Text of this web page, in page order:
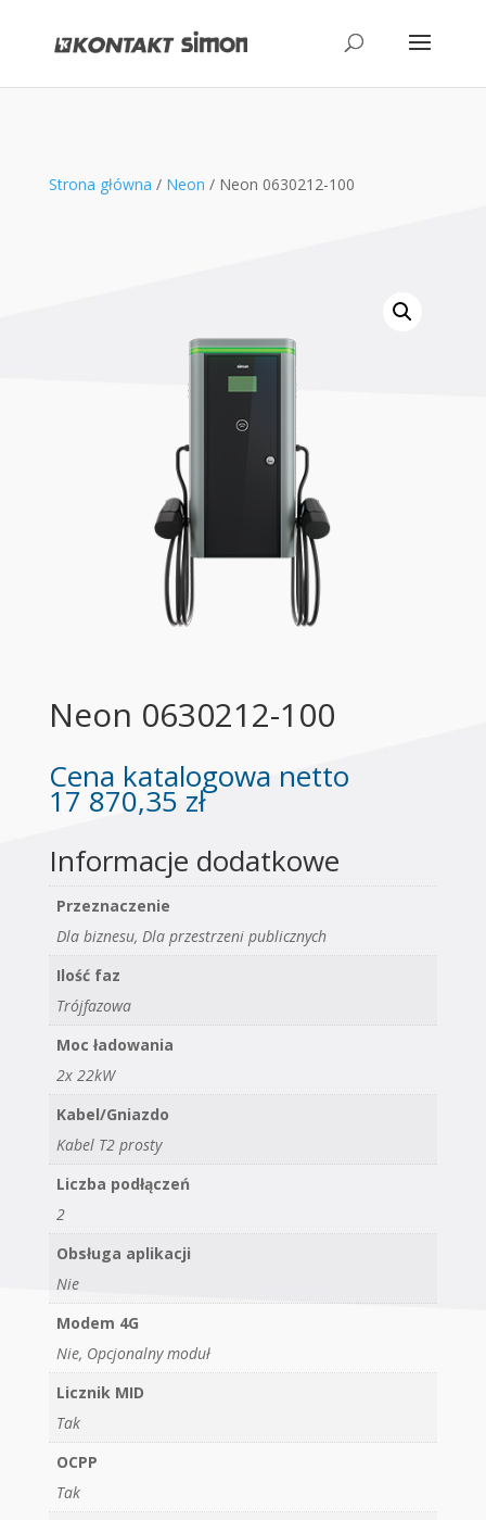
Strona główna / Neon / Neon 0630212-100
Neon 0630212-100
Cena katalogowa netto
17 870,35 zł
Informacje dodatkowe
Przeznaczenie
Dla biznesu, Dla przestrzeni publicznych
Ilość faz
Trójfazowa
Moc ładowania
2x 22kW
Kabel/Gniazdo
Kabel T2 prosty
Liczba podłączeń
2
Obsługa aplikacji
Nie
Modem 4G
Nie, Opcjonalny moduł
Licznik MID
Tak
OCPP
Tak